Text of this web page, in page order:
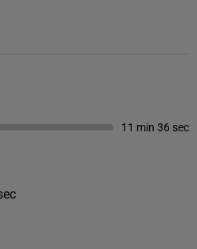
11 min 36 sec